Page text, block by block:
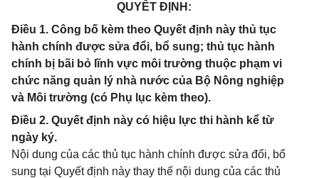
QUYẾT ĐỊNH:
Điều 1. Công bố kèm theo Quyết định này thủ tục
hành chính được sửa đổi, bổ sung; thủ tục hành
chính bị bãi bỏ lĩnh vực môi trường thuộc phạm vi
chức năng quản lý nhà nước của Bộ Nông nghiệp
và Môi trường (có Phụ lục kèm theo).
Điều 2. Quyết định này có hiệu lực thi hành kể từ
ngày ký.
Nội dung của các thủ tục hành chính được sửa đổi, bổ
sung tại Quyết định này thay thế nội dung của các thủ